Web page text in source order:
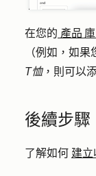
在您的 產品
（例如，如
T恤，則可以
後續步驟
了解如何 建立